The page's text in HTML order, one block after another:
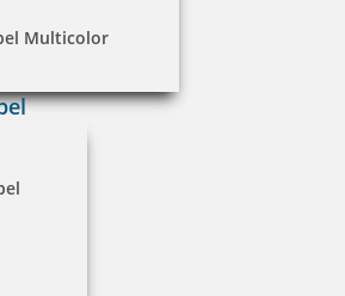
Multicolor
Trodat Ideal Modell MI C 25 chrom mit